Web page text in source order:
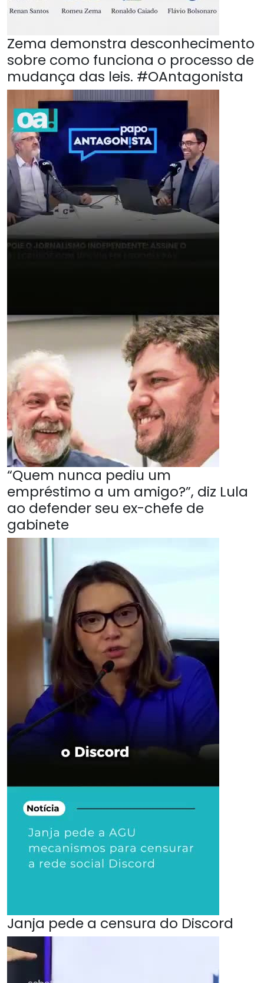
Zema demonstra desconhecimento
sobre como funciona o processo de
mudança das leis. #OAntagonista
“Quem nunca pediu um
empréstimo a um amigo?”, diz Lula
ao defender seu ex-chefe de
gabinete
Janja pede a censura do Discord